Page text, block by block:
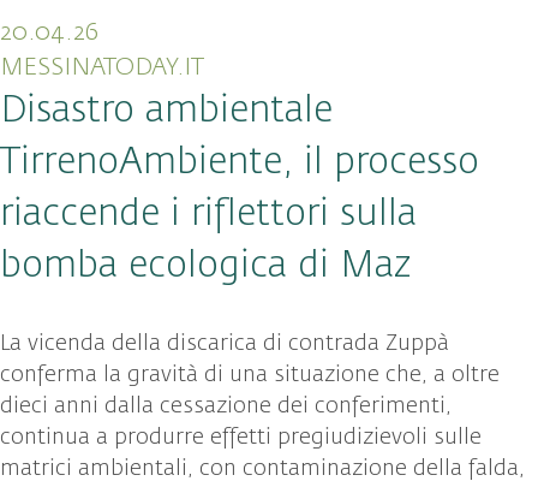
20.04.26
MESSINATODAY.IT
Disastro ambientale
TirrenoAmbiente, il processo
riaccende i riflettori sulla
bomba ecologica di Maz
La vicenda della discarica di contrada Zuppà
conferma la gravità di una situazione che, a oltre
dieci anni dalla cessazione dei conferimenti,
continua a produrre effetti pregiudizievoli sulle
matrici ambientali, con contaminazione della falda,